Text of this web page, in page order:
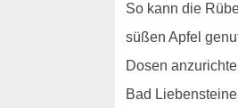
So kann die
süßen Apfel
Dosen
Bad